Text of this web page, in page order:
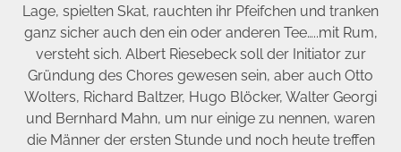
Lage, spielten Skat, rauchten ihr Pfeifchen und tranken
ganz sicher auch den ein oder anderen Tee…..mit Rum,
versteht sich. Albert Riesebeck soll der Initiator zur
Gründung des Chores gewesen sein, aber auch Otto
Wolters, Richard Baltzer, Hugo Blöcker, Walter Georgi
und Bernhard Mahn, um nur einige zu nennen, waren
die Männer der ersten Stunde und noch heute treffen